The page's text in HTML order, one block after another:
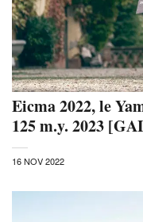
Eicma 2022, le
125 m.y. 2023
16 NOV 2022